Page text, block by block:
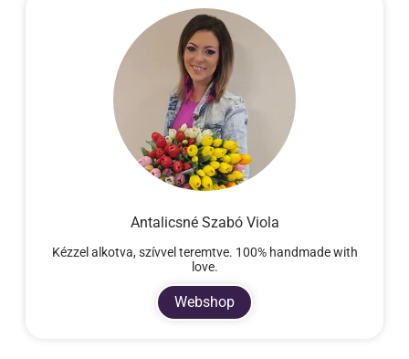
Antalicsné Szabó Viola
Kézzel alkotva, szívvel teremtve. 100% handmade with
love.
Webshop